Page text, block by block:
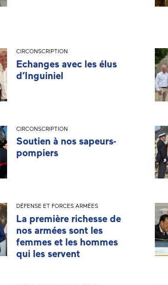
CIRCONSCRIPTION
Echanges avec les élus
d’Inguiniel
CIRCONSCRIPTION
Soutien à nos sapeurs-
pompiers
DÉFENSE ET FORCES ARMÉES
La première richesse de
nos armées sont les
femmes et les hommes
qui les servent